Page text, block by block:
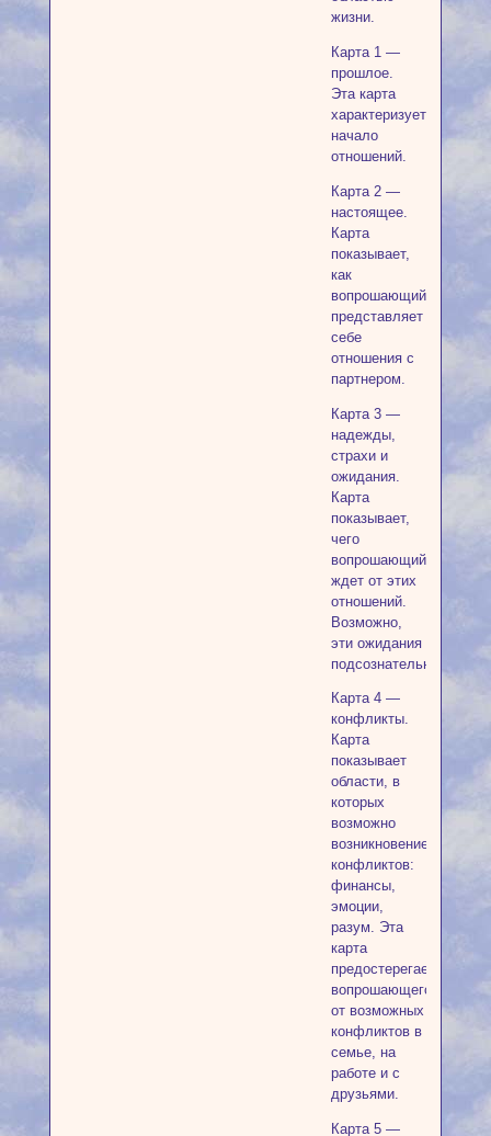
жизни.
Карта 1 —
прошлое.
Эта карта
характеризует
начало
отношений.
Карта 2 —
настоящее.
Карта
показывает,
как
вопрошающий
представляет
себе
отношения с
партнером.
Карта 3 —
надежды,
страхи и
ожидания.
Карта
показывает,
чего
вопрошающий
ждет от этих
отношений.
Возможно,
эти ожидания
подсознательны.
Карта 4 —
конфликты.
Карта
показывает
области, в
которых
возможно
возникновение
конфликтов:
финансы,
эмоции,
разум. Эта
карта
предостерегает
вопрошающего
от возможных
конфликтов в
семье, на
работе и с
друзьями.
Карта 5 —